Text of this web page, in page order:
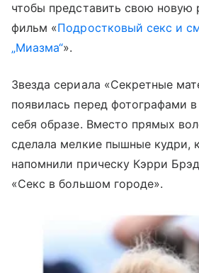
чтобы представить свою новую
фильм «Подростковый секс и
„Миазма“».
Звезда сериала «Секретные
появилась перед фотографами
себя образе. Вместо прямых
сделала мелкие пышные кудри,
напомнили прическу Кэрри
«Секс в большом городе».